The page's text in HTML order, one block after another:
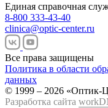
Единая справочная
8-800 333-43-40
clinica@optic-center.ru
Все права защищены
Политика в области
данных
© 1999 – 2026 «Оптик-
Разработка сайта